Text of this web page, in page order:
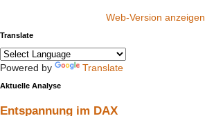
Web-Version anzeigen
Translate
Powered by Translate
Aktuelle Analyse
Entspannung im DAX